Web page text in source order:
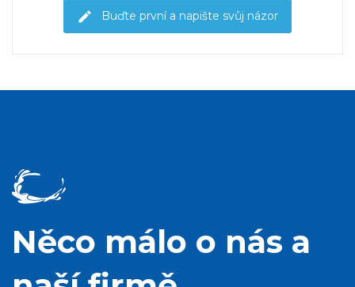
Buďte první a napište svůj názor
Něco málo o nás a